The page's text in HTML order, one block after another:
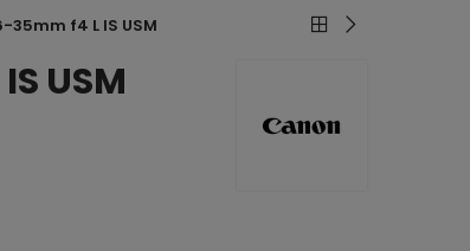
35mm f4 L IS USM
USM